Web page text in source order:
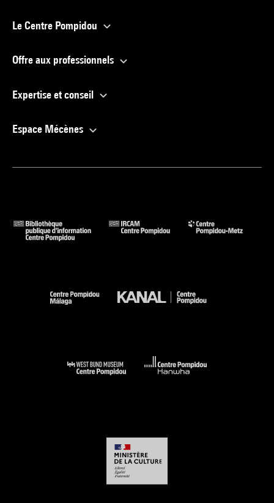
Le Centre Pompidou
Offre aux professionnels
Expertise et conseil
Espace Mécènes